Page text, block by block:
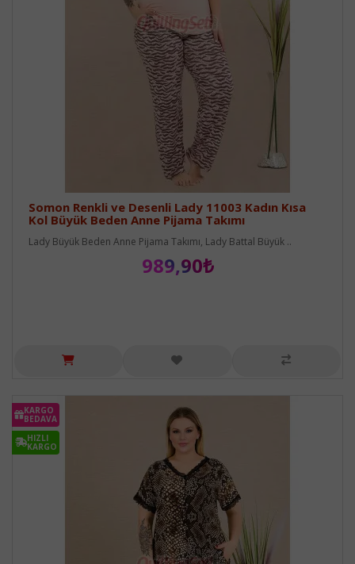
Somon Renkli ve Desenli Lady 11003 Kadın Kısa
Kol Büyük Beden Anne Pijama Takımı
Lady Büyük Beden Anne Pijama Takımı, Lady Battal Büyük ..
989,90₺
KARGO
BEDAVA
HIZLI
KARGO